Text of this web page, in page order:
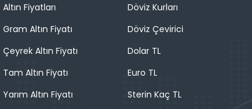
Altın Fiyatları
Gram Altın Fiyatı
Çeyrek Altın Fiyatı
Tam Altın Fiyatı
Yarım Altın Fiyatı
Döviz Kurları
Döviz Çevirici
Dolar TL
Euro TL
Sterin Kaç TL